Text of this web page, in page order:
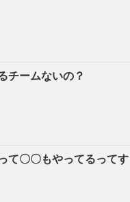
チームないの？
て〇〇もやってるってす